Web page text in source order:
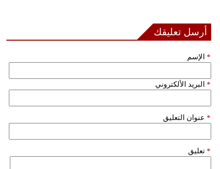
أرسل تعليقك
الإسم *
البريد الألكتروني *
عنوان التعليق *
تعليق *